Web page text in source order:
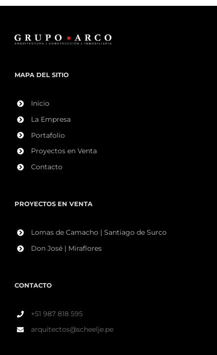
MAPA DEL SITIO
Inicio
La Empresa
Portafolio
Proyectos en Venta
Contacto
PROYECTOS EN VENTA
Lomas de Camacho | Santiago de Surco
Don José | Miraflores
CONTACTO
+51 987 818 595
arquitectos@scheelje.pe